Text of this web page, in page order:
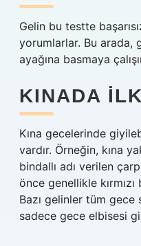
Gelin bu testte
yorumlarlar. Bu arada,
ayağına basmaya
KINADA
Kına gecelerinde
vardır. Örneğin, kına
bindallı adı verilen
önce genellikle
Bazı gelinler tüm
sadece gece elbisesi